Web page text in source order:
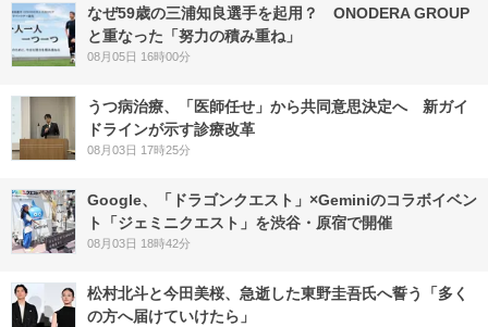
なぜ59歳の三浦知良選手を起用？ ONODERA GROUP
と重なった「努力の積み重ね」
08月05日 16時00分
うつ病治療、「医師任せ」から共同意思決定へ 新ガイ
ドラインが示す診療改革
08月03日 17時25分
Google、「ドラゴンクエスト」×Geminiのコラボイベン
ト「ジェミニクエスト」を渋谷・原宿で開催
08月03日 18時42分
松村北斗と今田美桜、急逝した東野圭吾氏へ誓う「多く
の方へ届けていけたら」